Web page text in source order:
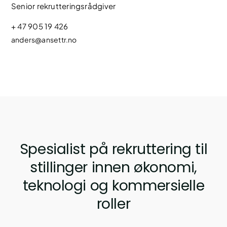
Senior rekrutteringsrådgiver
+ 47 905 19 426
anders@ansettr.no
Spesialist på rekruttering til
stillinger innen økonomi,
teknologi og kommersielle
roller